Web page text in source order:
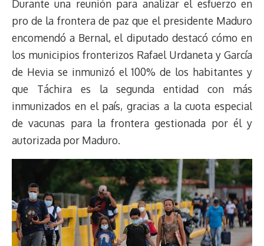
Durante una reunión para analizar el esfuerzo en
pro de la frontera de paz que el presidente Maduro
encomendó a Bernal, el diputado destacó cómo en
los municipios fronterizos Rafael Urdaneta y García
de Hevia se inmunizó el 100% de los habitantes y
que Táchira es la segunda entidad con más
inmunizados en el país, gracias a la cuota especial
de vacunas para la frontera gestionada por él y
autorizada por Maduro.